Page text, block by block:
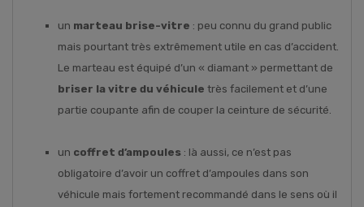
un marteau brise-vitre : peu connu du grand public
mais pourtant très extrêmement utile en cas d’accident.
Le marteau est équipé d’un « diamant » permettant de
briser la vitre du véhicule très facilement et d’une
partie coupante afin de couper la ceinture de sécurité.
un coffret d’ampoules : là aussi, ce n’est pas
obligatoire d’avoir un coffret d’ampoules dans son
véhicule mais fortement recommandé dans le sens où il